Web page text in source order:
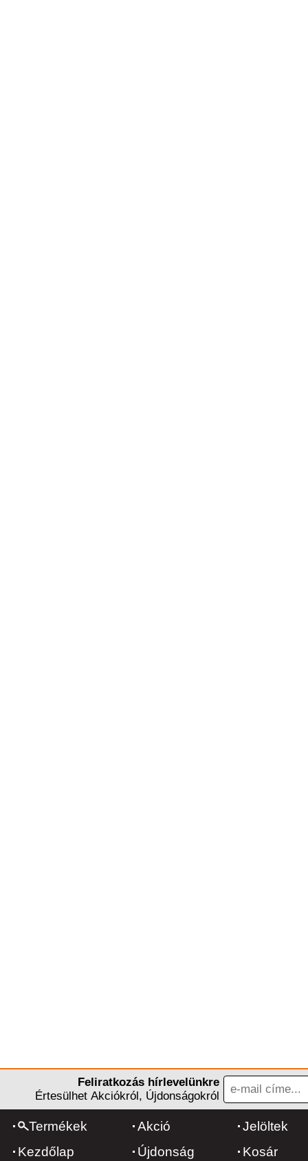
Feliratkozás hírlevelünkre
Értesülhet Akciókról, Újdonságokról
Termékek
Kezdőlap
Akció
Újdonság
Jelöltek
Kosár